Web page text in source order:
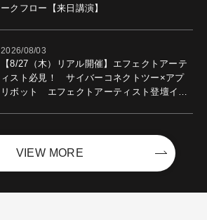
ークフロー【来日講演】
2026/08/03
【8/27（木）リアル開催】エフェクトアーテ
ィスト必見！ サイバーコネクトツー×アプ
リボット エフェクトアーティスト登壇イベ
VIEW MORE